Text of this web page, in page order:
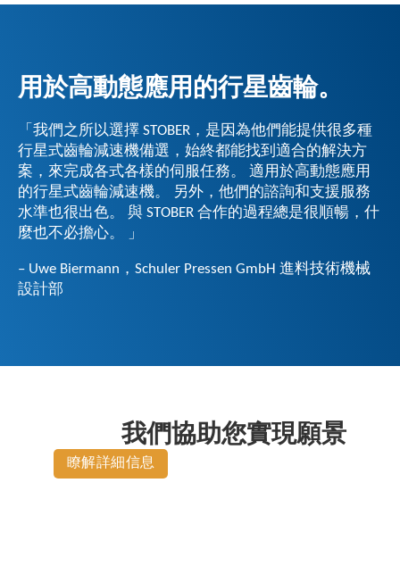
用於高動態應用的行星齒輪。
「我們之所以選擇 STOBER，是因為他們能提供很多種
行星式齒輪減速機備選，始終都能找到適合的解決方
案，來完成各式各樣的伺服任務。 適用於高動態應用
的行星式齒輪減速機。 另外，他們的諮詢和支援服務
水準也很出色。 與 STOBER 合作的過程總是很順暢，什
麼也不必擔心。 」
– Uwe Biermann，Schuler Pressen GmbH 進料技術機械
設計部
我們協助您實現願景
瞭解詳細信息